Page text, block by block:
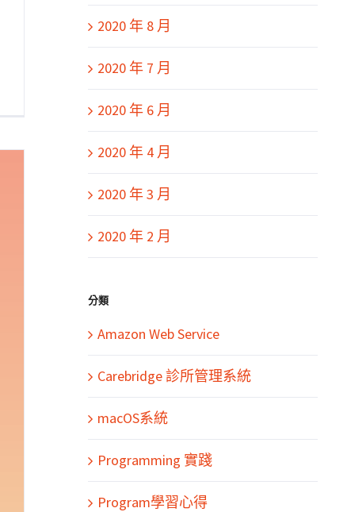
2020 年 8 月
2020 年 7 月
2020 年 6 月
2020 年 4 月
2020 年 3 月
2020 年 2 月
分類
Amazon Web Service
Carebridge 診所管理系統
macOS系統
Programming 實踐
Program學習心得